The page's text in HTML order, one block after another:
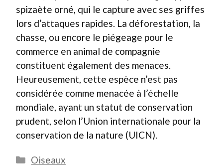
spizaète orné, qui le capture avec ses griffes
lors d’attaques rapides. La déforestation, la
chasse, ou encore le piégeage pour le
commerce en animal de compagnie
constituent également des menaces.
Heureusement, cette espèce n’est pas
considérée comme menacée à l’échelle
mondiale, ayant un statut de conservation
prudent, selon l’Union internationale pour la
conservation de la nature (UICN).
Catégories
Oiseaux